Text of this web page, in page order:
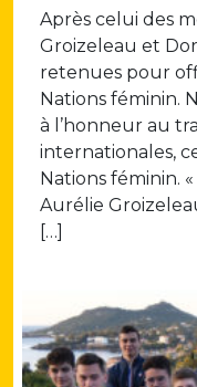
Après celui des
Groizeleau et
retenues pour
Nations féminin.
à l’honneur au
internationales,
Nations féminin.
Aurélie
[…]